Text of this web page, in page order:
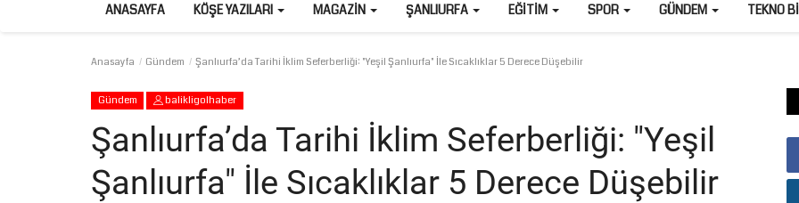
ANASAYFA KÖŞE YAZILARI MAGAZIN ŞANLIURFA EĞITIM SPOR GÜNDEM TEKNO
Anasayfa Gündem Şanlıurfa’da Tarihi İklim Seferberliği: "Yeşil Şanlıurfa" İle Sıcaklıklar 5 Derece Düşebilir
Gündem balikligolhaber
Şanlıurfa’da Tarihi İklim Seferberliği: "Yeşil
Şanlıurfa" İle Sıcaklıklar 5 Derece Düşebilir